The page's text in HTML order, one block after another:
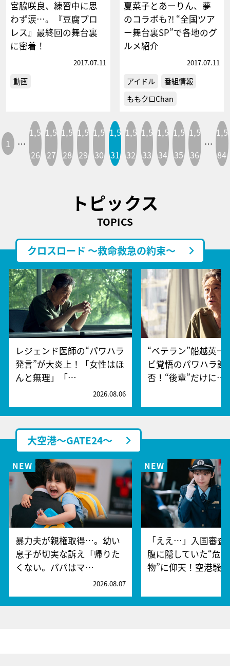
宮脇咲良、練習中に思
わず涙…。『豆腐プロ
レス』最終回の舞台裏
に密着！
2017.07.11
動画
夏菜子とあーりん、夢
のコラボも?! “全国ツア
ー舞台裏SP”で各地のグ
ルメ紹介
2017.07.11
アイドル
番組情報
ももクロChan
1 …
1,5
26
1,5
27
1,5
28
1,5
29
1,5
30
1,5
31
1,5
32
1,5
33
1,5
34
1,5
35
1,5
36
…
1,5
84
トピックス
TOPICS
クロスロード ～救命救急の約束～
レジェンド医師の“パワハラ
発言”が大炎上！「女性はほ
んと無理」「…
2026.08.06
“ベテラン”船越英一
ビ覚悟のパワハラ謝
否！“後輩”だけに…
大空港～GATE24～
暴力夫が親権取得…。幼い
息子が切実な訴え「帰りた
くない。パパはマ…
2026.08.07
「ええ…」入国審査
腹に隠していた“危
物”に仰天！空港騒